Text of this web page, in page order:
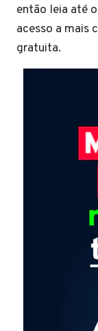
então leia até
acesso a mais
gratuita.